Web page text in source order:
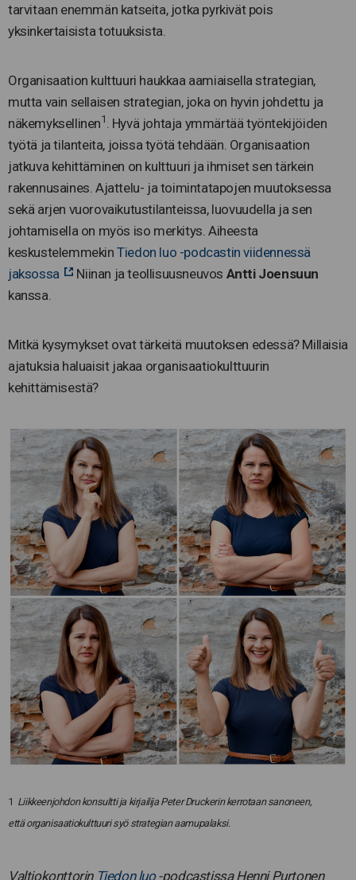
tarvitaan enemmän katseita, jotka pyrkivät pois
yksinkertaisista totuuksista.
Organisaation kulttuuri haukkaa aamiaisella strategian,
mutta vain sellaisen strategian, joka on hyvin johdettu ja
näkemyksellinen1
. Hyvä johtaja ymmärtää työntekijöiden
työtä ja tilanteita, joissa työtä tehdään. Organisaation
jatkuva kehittäminen on kulttuuri ja ihmiset sen tärkein
rakennusaines. Ajattelu- ja toimintatapojen muutoksessa
sekä arjen vuorovaikutustilanteissa, luovuudella ja sen
johtamisella on myös iso merkitys. Aiheesta
keskustelemmekinTiedon luo -podcastin viidennessä
jaksossa
Niinan ja teollisuusneuvos Antti Joensuun
kanssa.
Mitkä kysymykset ovat tärkeitä muutoksen edessä? Millaisia
ajatuksia haluaisit jakaa organisaatiokulttuurin
kehittämisestä?
1 Liikkeenjohdon konsultti ja kirjailija Peter Druckerin kerrotaan sanoneen,
että organisaatiokulttuuri syö strategian aamupalaksi.
Valtiokonttorin Tiedon luo-podcastissa Henni Purtonen